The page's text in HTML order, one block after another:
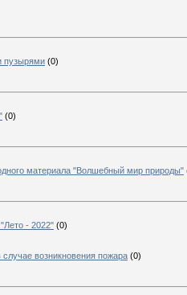
пузырями (0)
(0)
материала "Волшебный мир природы"
- 2022" (0)
возникновения пожара (0)